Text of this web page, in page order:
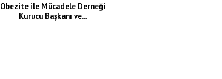
Obezite ile Mücadele Derneği
Kurucu Başkanı ve...